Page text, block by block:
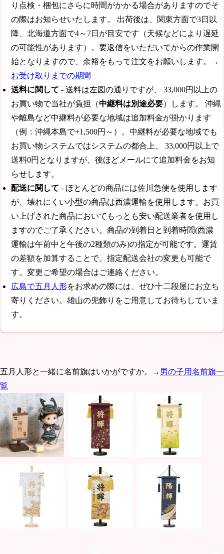
り点検・梱包にさらに時間がかかる場合がありますのでそ
の際はお知らせいたします。 出荷後は、関東方面で3日以
降、北海道方面で4～7日が目安です（天候などにより遅延
の可能性があります）。要返信をいただいてからの作業開
始となりますので、余裕をもって注文をお願いします。→
お受け取りまでの期間
送料に関して - 送料は左図の通りですが、 33,000円 以上の
お買い物で当社が負担（中継料は別途必要）します。 沖縄
や離島など中継料が必要な地域は追加料金が掛かります
（例：沖縄本島で+1,500円～）。中継料が必要な地域でも
お買い物システムではシステムの都合上、
33,000円 以上で
送料0円となりますが、後ほどメールにて追加料金をお知
らせします。
配送に関して - ほとんどの商品には佐川急便を使用します
が、壊れにくい小型の商品は西濃運輸を使用します。お買
い上げされた商品においてもっとも安い配送業者を使用し
ますのでご了承ください。商品の到着日と到着時間(西濃
運輸は午前中と午後の2種類のみ)の指定が可能です。運賃
の差額を加算することで、指定配送会社の変更も可能で
す。変更ご希望の場合はご連絡ください。
広島で五月人形をお求めの際には、ぜひ十二段屋にお立ち
寄りください。雄山の兜飾りをご用意してお待ちしていま
す。
五月人形と一緒に名前旗はいかがですか。→ 男の子用名前旗一
覧